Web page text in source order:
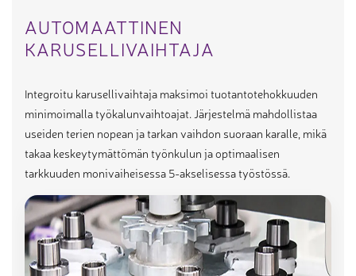
AUTOMAATTINEN
KARUSELLIVAIHTAJA
Integroitu karusellivaihtaja maksimoi tuotantotehokkuuden
minimoimalla työkalunvaihtoajat. Järjestelmä mahdollistaa
useiden terien nopean ja tarkan vaihdon suoraan karalle, mikä
takaa keskeytymättömän työnkulun ja optimaalisen
tarkkuuden monivaiheisessa 5-akselisessa työstössä.